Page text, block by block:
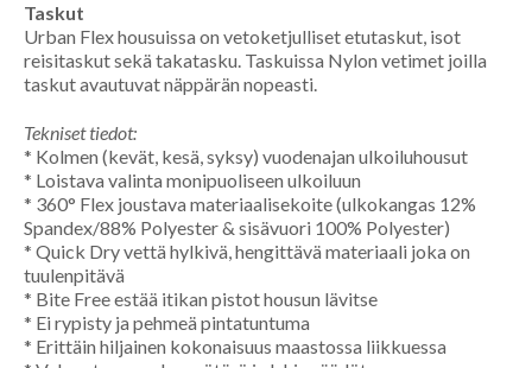
Taskut
Urban Flex housuissa on vetoketjulliset etutaskut, isot
reisitaskut sekä takatasku. Taskuissa Nylon vetimet joilla
taskut avautuvat näppärän nopeasti.
Tekniset tiedot:
* Kolmen (kevät, kesä, syksy) vuodenajan ulkoiluhousut
* Loistava valinta monipuoliseen ulkoiluun
* 360° Flex joustava materiaalisekoite (ulkokangas 12%
Spandex/88% Polyester & sisävuori 100% Polyester)
* Quick Dry vettä hylkivä, hengittävä materiaali joka on
tuulenpitävä
* Bite Free estää itikan pistot housun lävitse
* Ei rypisty ja pehmeä pintatuntuma
* Erittäin hiljainen kokonaisuus maastossa liikkuessa